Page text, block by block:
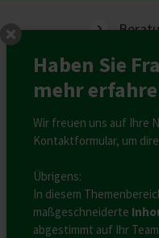
Haben Sie
mehr
Wir freuen uns auf Ihre
Kontaktformular, um
Übrigens:
In diesem
maßgeschneiderte
abgestimmt auf Ihr
Training